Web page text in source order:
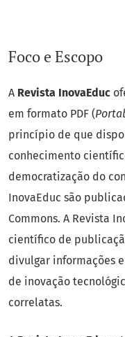
Foco e Escopo
A Revista InovaEduc
em formato PDF (
princípio de que
conhecimento
democratização do
InovaEduc são
Commons. A Revista
científico de
divulgar informações
de inovação
correlatas.